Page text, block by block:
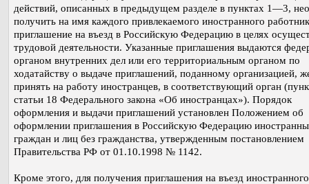
действий, описанных в предыдущем разделе в пунктах 1—3,
получить на имя каждого привлекаемого иностранного
приглашение на въезд в Российскую Федерацию в целях
трудовой деятельности. Указанные приглашения выдаются
органом внутренних дел или его территориальным органом по
ходатайству о выдаче приглашений, поданному организацией,
принять на работу иностранцев, в соответствующий орган
статьи 18 Федерального закона «Об иностранцах»). Порядок
оформления и выдачи приглашений установлен Положением об
оформлении приглашения в Российскую Федерацию
граждан и лиц без гражданства, утвержденным постановлением
Правительства РФ от 01.10.1998 № 1142.
Кроме этого, для получения приглашения на въезд иностранного